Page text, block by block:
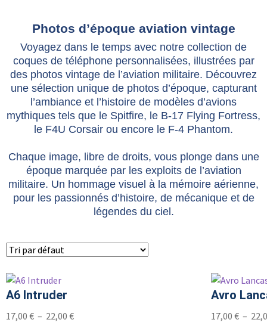
Photos d’époque aviation vintage
Voyagez dans le temps avec notre collection de
coques de téléphone personnalisées, illustrées par
des photos vintage de l’aviation militaire. Découvrez
une sélection unique de photos d’époque, capturant
l’ambiance et l’histoire de modèles d’avions
mythiques tels que le Spitfire, le B-17 Flying Fortress,
le F4U Corsair ou encore le F-4 Phantom.
Chaque image, libre de droits, vous plonge dans une
époque marquée par les exploits de l’aviation
militaire. Un hommage visuel à la mémoire aérienne,
pour les passionnés d’histoire, de mécanique et de
légendes du ciel.
A6 Intruder
17,00 € – 22,00 €
Avro
17,00 € –